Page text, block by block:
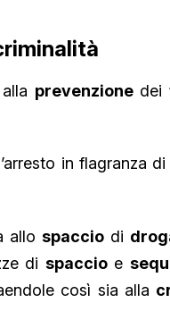
prevenzionedei
in flagranza
allospaccio di
di spaccioe
così sia alla